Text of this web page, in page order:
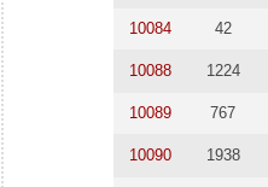
10084 42
10088 1224
10089 767
10090 1938